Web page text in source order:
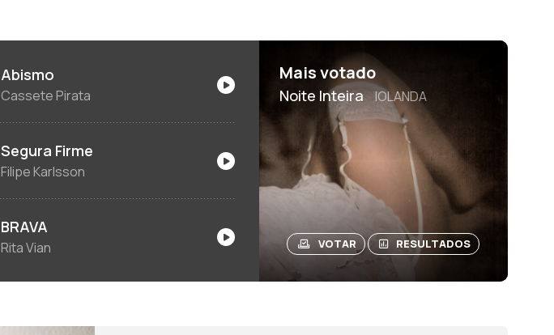
Abismo
Cassete Pirata
Segura Firme
Filipe Karlsson
BRAVA
Rita Vian
Mais votado
Noite Inteira IOLANDA
VOTAR RESULTADOS